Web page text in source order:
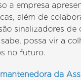
a empresa
além de
sinalizadores
possa vir a
no futuro.
da